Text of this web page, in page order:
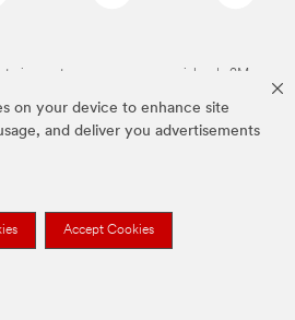
on your device to enhance site
and deliver you advertisements
Accept Cookies
son marcas comerciales de 3M.